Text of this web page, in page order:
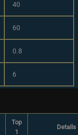
40
60
0.8
6
Top
1
Details